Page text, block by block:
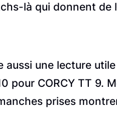
là qui donnent de
aussi une lecture
pour CORCY TT 9.
prises